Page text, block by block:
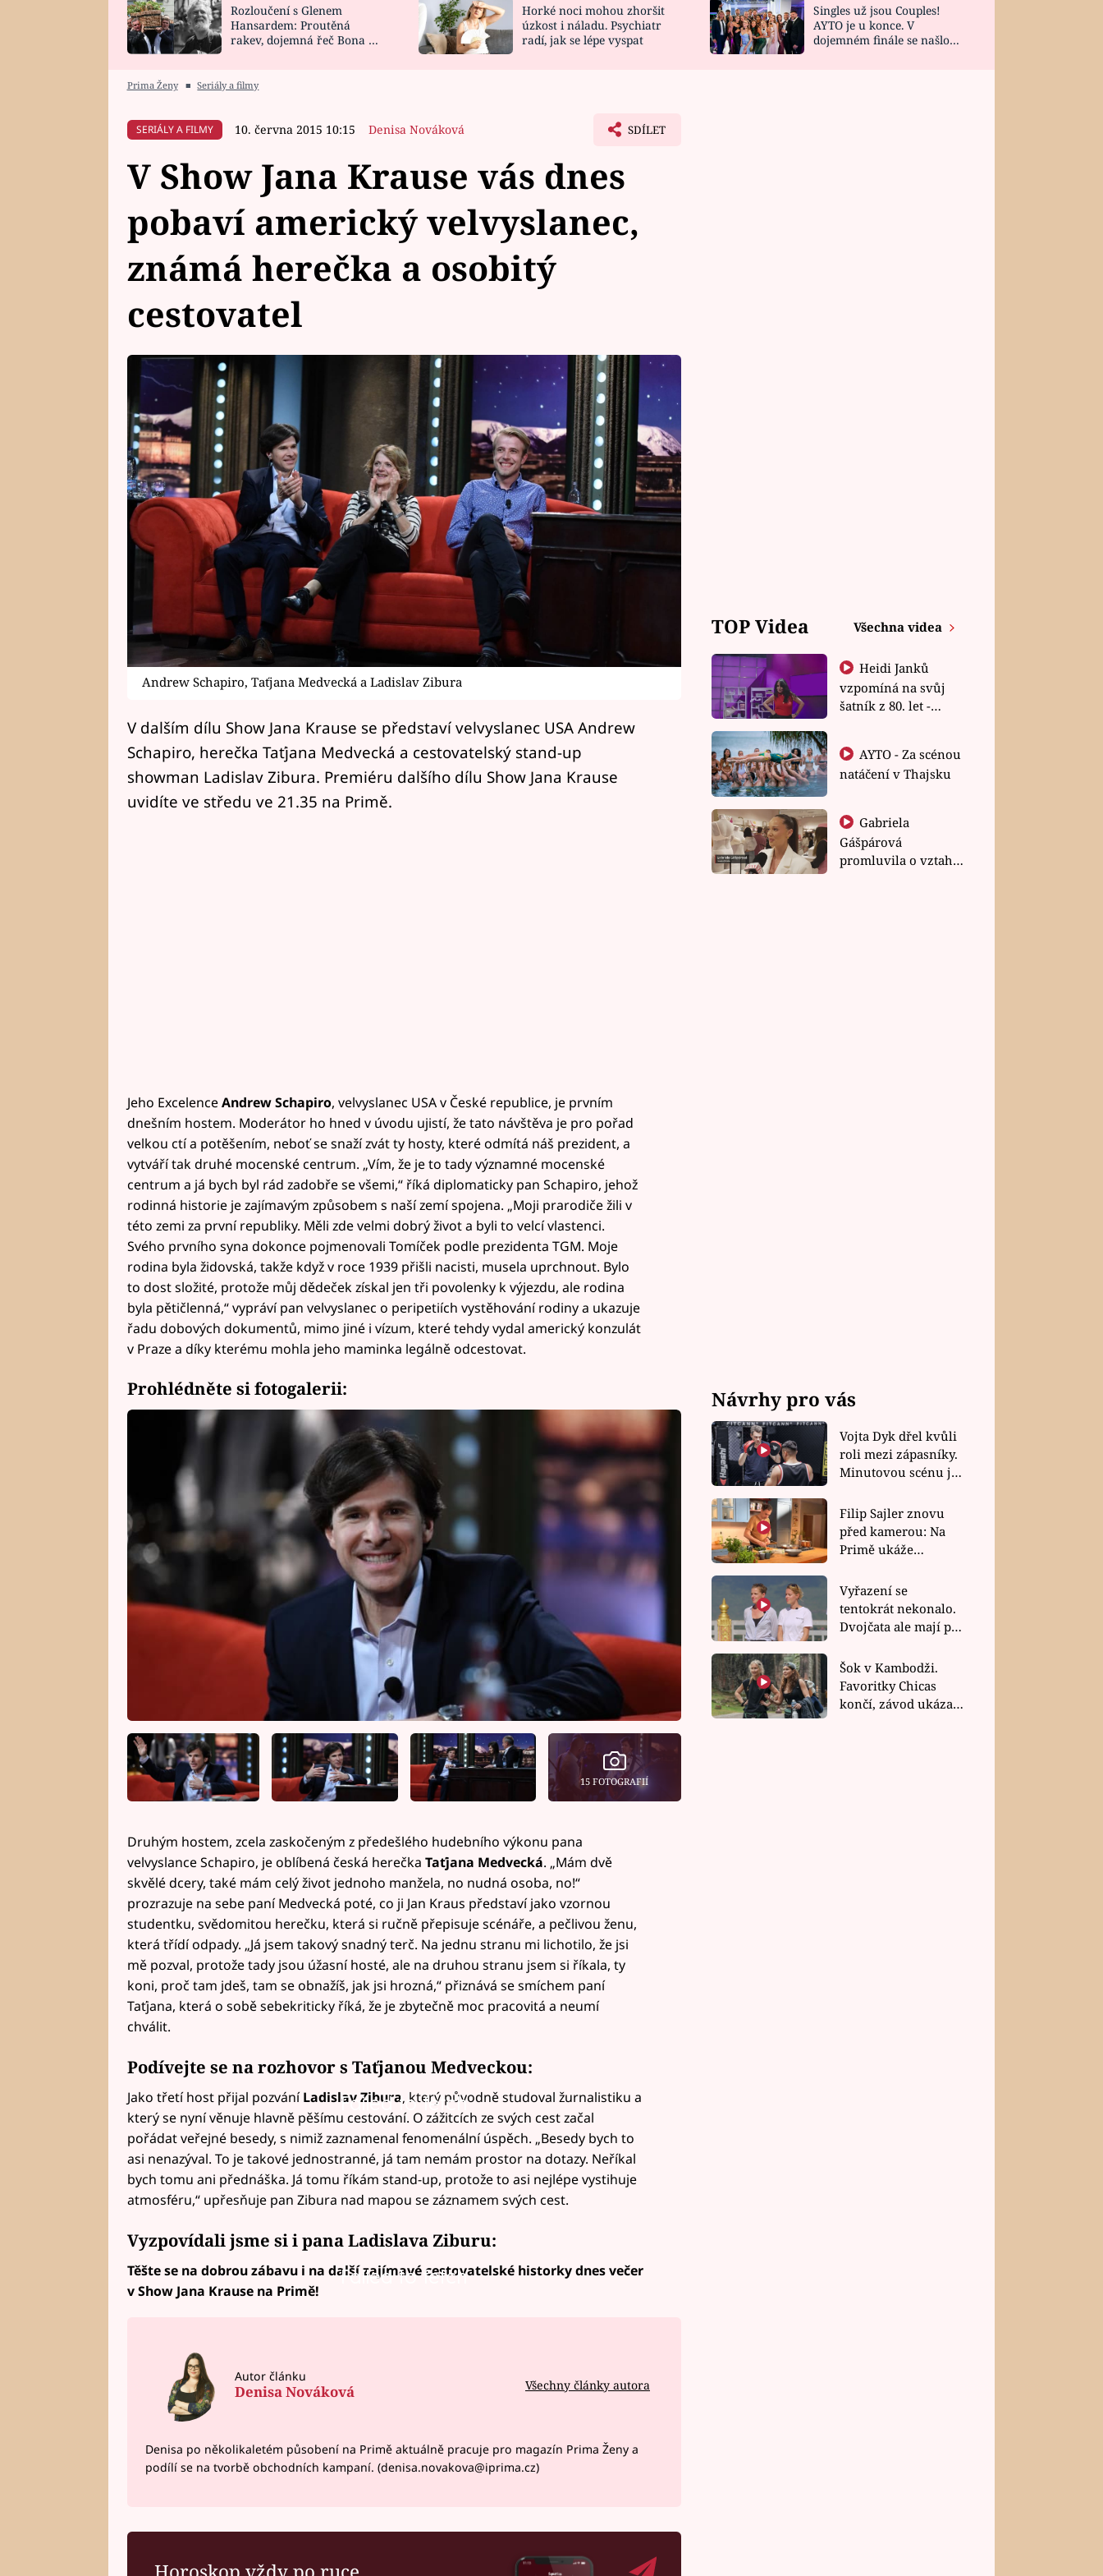
HOROSKOP NA
CELEBRITY
VAŘENÍ
NOVINKY
VIDEORECEPTY
ZAHRADA
DESIGN
Rozloučení s Glenem
Hansardem: Proutěná
rakev, dojemná řeč Bona a
Horké noci mohou zhoršit
úzkost i náladu. Psychiatr
radí, jak se lépe vyspat
Singles už jsou Couples!
AYTO je u konce. V
dojemném finále se našlo
Prima Ženy ■ Seriály a filmy
SERIÁLY A FILMY 10. června 2015 10:15 Denisa Nováková SDÍLET
V Show Jana Krause vás dnes
pobaví americký velvyslanec,
známá herečka a osobitý
cestovatel
Andrew Schapiro, Taťjana Medvecká a Ladislav Zibura
V dalším dílu Show Jana Krause se představí velvyslanec USA Andrew
Schapiro, herečka Taťjana Medvecká a cestovatelský stand-up
showman Ladislav Zibura. Premiéru dalšího dílu Show Jana Krause
uvidíte ve středu ve 21.35 na Primě.
Jeho ExcelenceAndrew Schapiro, velvyslanec USA v České republice, je prvním
dnešním hostem. Moderátor ho hned v úvodu ujistí, že tato návštěva je pro pořad
velkou ctí a potěšením, neboť se snaží zvát ty hosty, které odmítá náš prezident, a
vytváří tak druhé mocenské centrum. „Vím, že je to tady významné mocenské
centrum a já bych byl rád zadobře se všemi,“ říká diplomaticky pan Schapiro, jehož
rodinná historie je zajímavým způsobem s naší zemí spojena. „Moji prarodiče žili v
této zemi za první republiky. Měli zde velmi dobrý život a byli to velcí vlastenci.
Svého prvního syna dokonce pojmenovali Tomíček podle prezidenta TGM. Moje
rodina byla židovská, takže když v roce 1939 přišli nacisti, musela uprchnout. Bylo
to dost složité, protože můj dědeček získal jen tři povolenky k výjezdu, ale rodina
byla pětičlenná,“ vypráví pan velvyslanec o peripetiích vystěhování rodiny a ukazuje
řadu dobových dokumentů, mimo jiné i vízum, které tehdy vydal americký konzulát
v Praze a díky kterému mohla jeho maminka legálně odcestovat.
Prohlédněte si fotogalerii:
15 FOTOGRAFIÍ
Druhým hostem, zcela zaskočeným z předešlého hudebního výkonu pana
velvyslance Schapiro, je oblíbená česká herečka Taťjana Medvecká. „Mám dvě
skvělé dcery, také mám celý život jednoho manžela, no nudná osoba, no!“
prozrazuje na sebe paní Medvecká poté, co ji Jan Kraus představí jako vzornou
studentku, svědomitou herečku, která si ručně přepisuje scénáře, a pečlivou ženu,
která třídí odpady. „Já jsem takový snadný terč. Na jednu stranu mi lichotilo, že jsi
mě pozval, protože tady jsou úžasní hosté, ale na druhou stranu jsem si říkala, ty
koni, proč tam jdeš, tam se obnažíš, jak jsi hrozná,“ přiznává se smíchem paní
Taťjana, která o sobě sebekriticky říká, že je zbytečně moc pracovitá a neumí
chválit.
Podívejte se na rozhovor s Taťjanou Medveckou:
Failed to fetch
Jako třetí host přijal pozváníLadislav Zibura, který původně studoval žurnalistiku a
který se nyní věnuje hlavně pěšímu cestování. O zážitcích ze svých cest začal
pořádat veřejné besedy, s nimiž zaznamenal fenomenální úspěch. „Besedy bych to
asi nenazýval. To je takové jednostranné, já tam nemám prostor na dotazy. Neříkal
bych tomu ani přednáška. Já tomu říkám stand-up, protože to asi nejlépe vystihuje
atmosféru,“ upřesňuje pan Zibura nad mapou se záznamem svých cest.
Vyzpovídali jsme si i pana Ladislava Ziburu:
Failed to fetch
Těšte se na dobrou zábavu i na další zajímavé cestovatelské historky dnes večer
v Show Jana Krause na Primě!
Autor článku
Denisa Nováková Všechny články autora
Denisa po několikaletém působení na Primě aktuálně pracuje pro magazín Prima Ženy a
podílí se na tvorbě obchodních kampaní. (denisa.novakova@iprima.cz)
TOP Videa Všechna videa
Heidi Janků
vzpomíná na svůj
šatník z 80. let -
natáčení v Thajsku
Gabriela
Gášpárová
promluvila o vztahu
Návrhy pro vás
Vojta Dyk dřel kvůli
roli mezi zápasníky.
Minutovou scénu jel
Filip Sajler znovu
před kamerou: Na
Primě ukáže
rychlé recepty
Vyřazení se
tentokrát nekonalo.
Dvojčata ale mají po
závodu nůž na krku
Šok v Kambodži.
Favoritky Chicas
končí, závod ukázal